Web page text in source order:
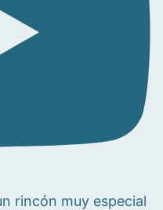
rincón muy especial